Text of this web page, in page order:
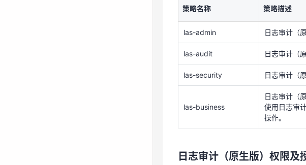
las-security 日志审计（
las-business
使用日志审
操作。
日志审计（原生版）权限及
策略支持的操作与授权项相对应，授权
权限：允许或拒绝IAM用户某项操
置。
策略名称 策略描述
las-admin 日志审计（
las-audit 日志审计（
las-security 日志审计（
las-business
日志审计（
使用日志审
操作。
日志审计（原生版）权限及